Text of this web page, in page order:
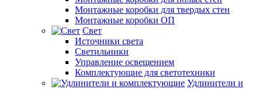
Монтажные коробки для твердых стен
Монтажные коробки ОП
Свет
Источники света
Светильники
Управление освещением
Комплектующие для светотехники
Удлинители и